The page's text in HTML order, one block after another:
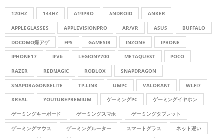
r
:
R
120HZ 144HZ A19PRO ANDROID ANKER
APPLEGLASSES APPLEVISIONPRO AR/VR ASUS BUFFALO
DOCOMO爆アゲ FPS GAMESIR INZONE IPHONE
IPHONE17 IPV6 LEGIONY700 METAQUEST POCO
RAZER REDMAGIC ROBLOX SNAPDRAGON
SNAPDRAGON8ELITE TP-LINK UMPC VALORANT WI-FI7
XREAL YOUTUBEPREMIUM ゲーミングPC ゲーミングイヤホン
ゲーミングキーボード ゲーミングスマホ ゲーミングタブレット
ゲーミングマウス ゲーミングルーター スマートグラス ネット遅い